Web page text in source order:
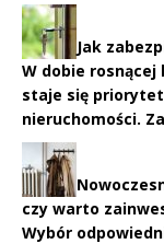
Jak
W dobie rosnącej
staje się
nieruchomości.
czy warto
Wybór